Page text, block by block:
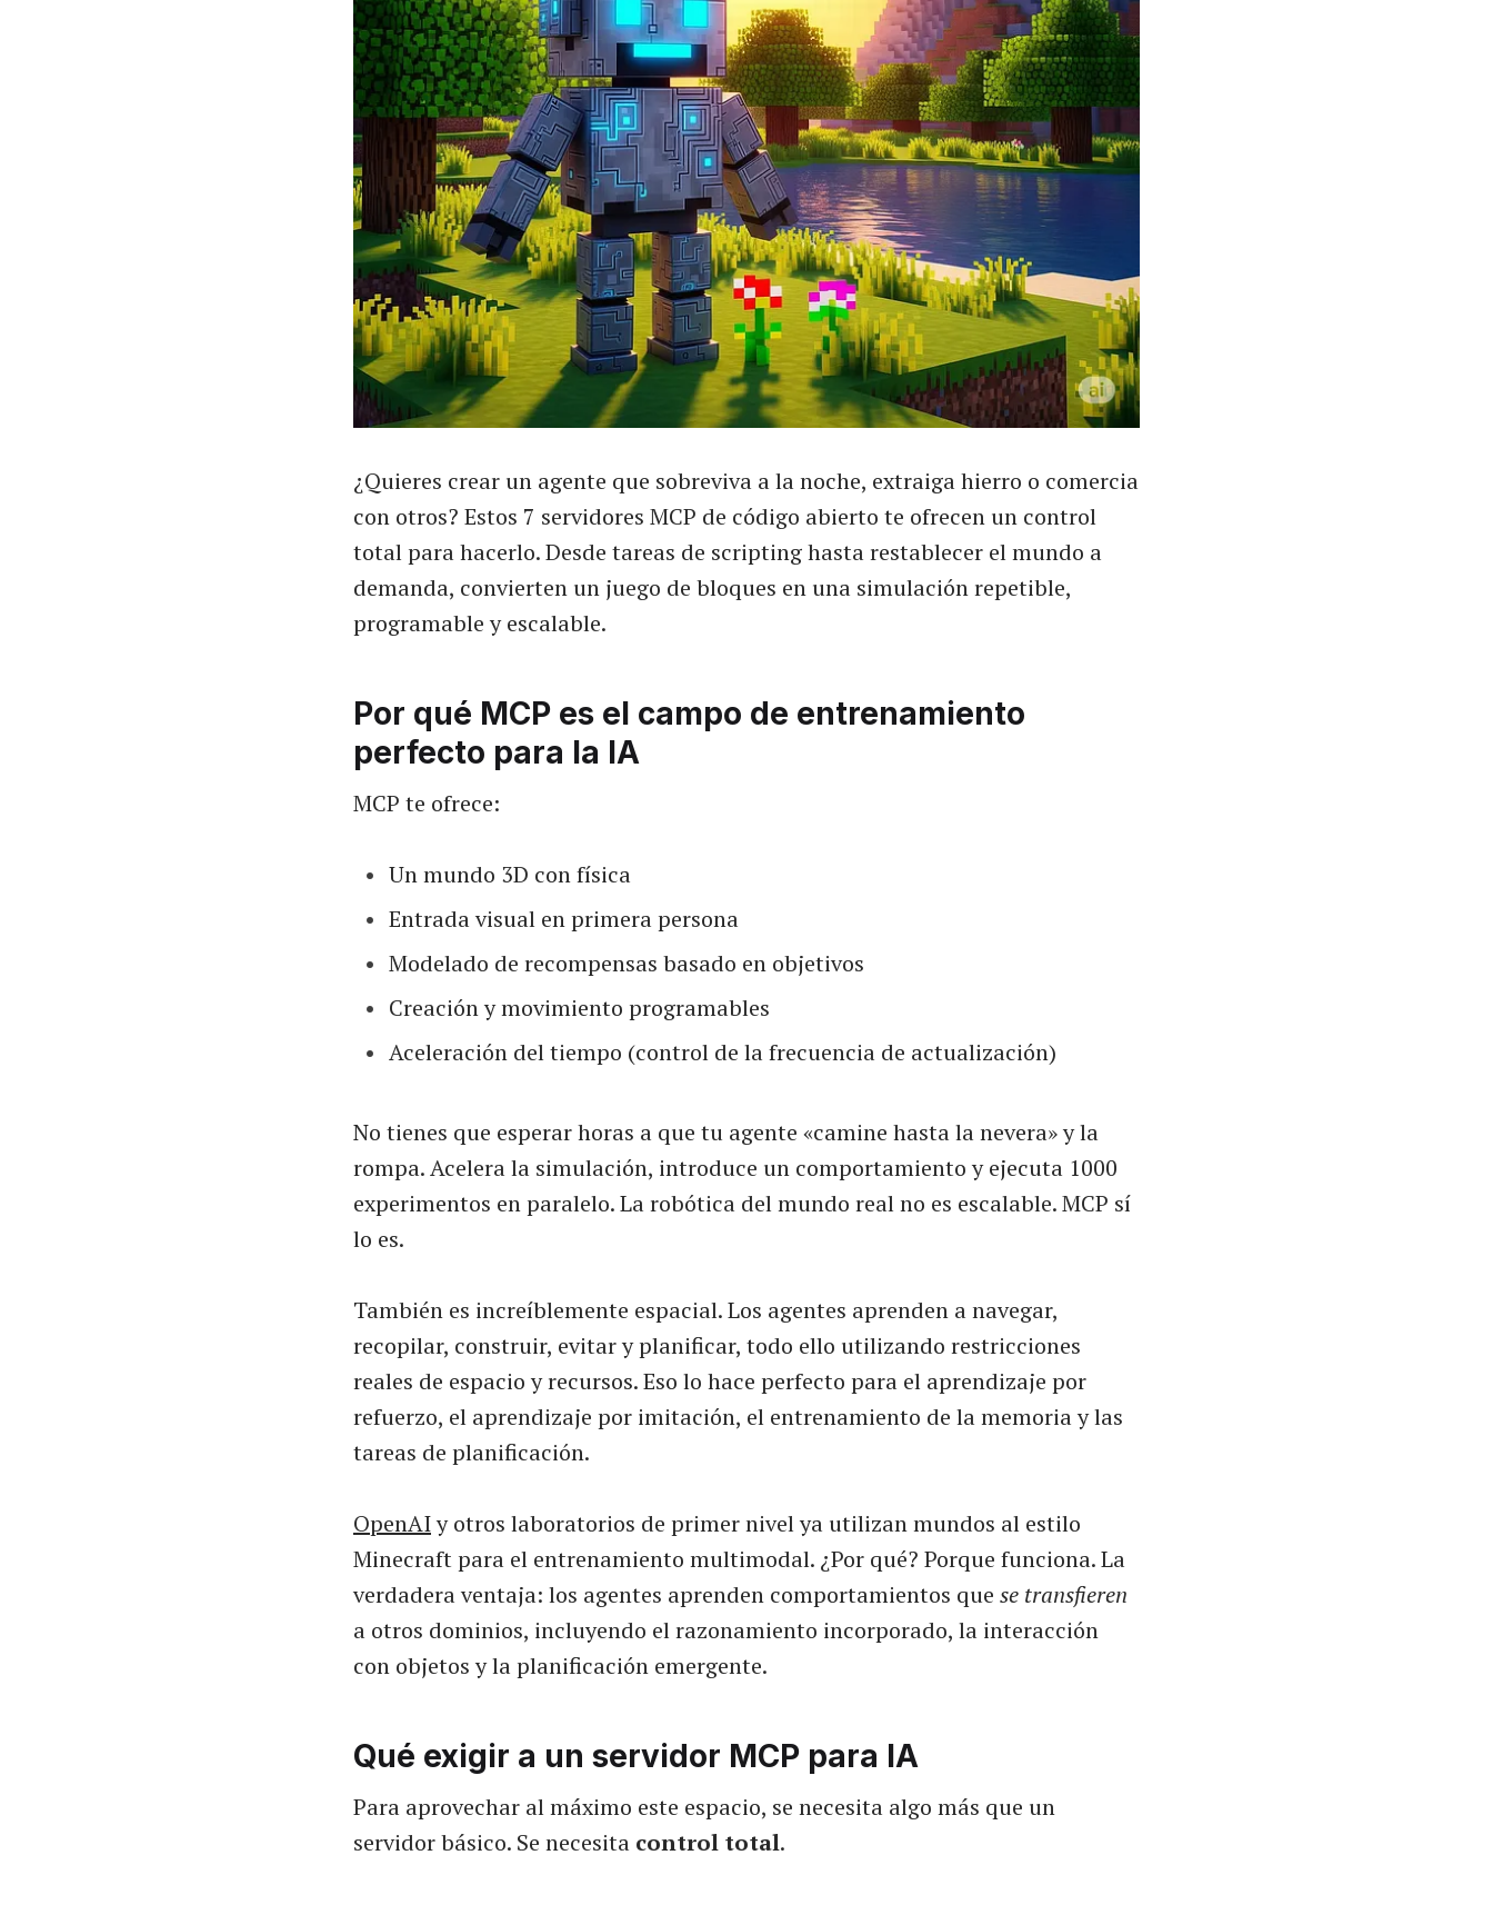
¿Quieres crear un agente que sobreviva a la noche, extraiga hierro o comercia
con otros? Estos 7 servidores MCP de código abierto te ofrecen un control
total para hacerlo. Desde tareas de scripting hasta restablecer el mundo a
demanda, convierten un juego de bloques en una simulación repetible,
programable y escalable.
Por qué MCP es el campo de entrenamiento
perfecto para la IA
MCP te ofrece:
Un mundo 3D con física
Entrada visual en primera persona
Modelado de recompensas basado en objetivos
Creación y movimiento programables
Aceleración del tiempo (control de la frecuencia de actualización)
No tienes que esperar horas a que tu agente «camine hasta la nevera» y la
rompa. Acelera la simulación, introduce un comportamiento y ejecuta 1000
experimentos en paralelo. La robótica del mundo real no es escalable. MCP sí
lo es.
También es increíblemente espacial. Los agentes aprenden a navegar,
recopilar, construir, evitar y planificar, todo ello utilizando restricciones
reales de espacio y recursos. Eso lo hace perfecto para el aprendizaje por
refuerzo, el aprendizaje por imitación, el entrenamiento de la memoria y las
tareas de planificación.
OpenAIy otros laboratorios de primer nivel ya utilizan mundos al estilo
Minecraft para el entrenamiento multimodal. ¿Por qué? Porque funciona. La
verdadera ventaja: los agentes aprenden comportamientos que se transfieren
a otros dominios, incluyendo el razonamiento incorporado, la interacción
con objetos y la planificación emergente.
Qué exigir a un servidor MCP para IA
Para aprovechar al máximo este espacio, se necesita algo más que un
servidor básico. Se necesita control total.